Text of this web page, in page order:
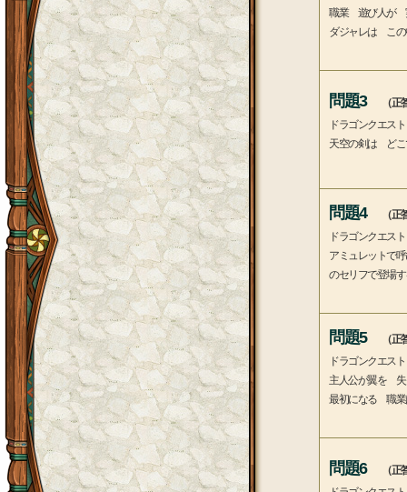
職業 遊び人が
ダジャレは こ
問題3
（
ドラゴンクエス
天空の剣は どこ
問題4
（
ドラゴンクエス
アミュレットで
のセリフで登場
問題5
（
ドラゴンクエス
主人公が翼を 失
最初になる 職業
問題6
（